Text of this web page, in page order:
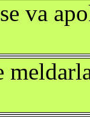
va